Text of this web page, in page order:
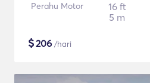
Perahu Motor
16 ft
5 m
$206 /hari